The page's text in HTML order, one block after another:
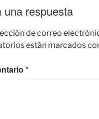
una respuesta
de correo
están marcados
*